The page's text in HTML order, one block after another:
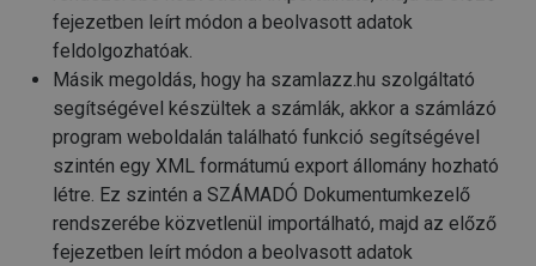
fejezetben leírt módon a beolvasott adatok
feldolgozhatóak.
Másik megoldás, hogy ha szamlazz.hu szolgáltató
segítségével készültek a számlák, akkor a számlázó
program weboldalán található funkció segítségével
szintén egy XML formátumú export állomány hozható
létre. Ez szintén a SZÁMADÓ Dokumentumkezelő
rendszerébe közvetlenül importálható, majd az előző
fejezetben leírt módon a beolvasott adatok